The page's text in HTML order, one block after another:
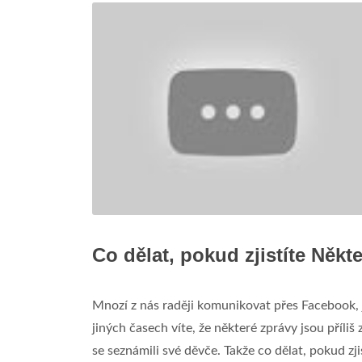
Co dělat, pokud zjistíte
Mnozí z nás raději komunikovat přes
jiných časech víte, že některé zprávy jsou
se seznámili své děvče. Takže co dělat, pokud